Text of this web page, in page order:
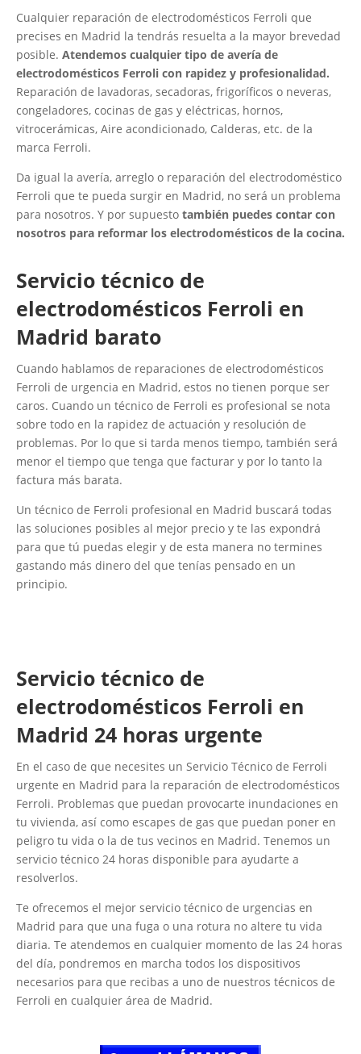
Cualquier reparación de electrodomésticos Ferroli que
precises en Madrid la tendrás resuelta a la mayor brevedad
posible. Atendemos cualquier tipo de avería de
electrodomésticos Ferroli con rapidez y profesionalidad.
Reparación de lavadoras, secadoras, frigoríficos o neveras,
congeladores, cocinas de gas y eléctricas, hornos,
vitrocerámicas, Aire acondicionado, Calderas, etc. de la
marca Ferroli.
Da igual la avería, arreglo o reparación del electrodoméstico
Ferroli que te pueda surgir en Madrid, no será un problema
para nosotros. Y por supuesto también puedes contar con
nosotros para reformar los electrodomésticos de la cocina.
Servicio técnico de
electrodomésticos Ferroli en
Madrid barato
Cuando hablamos de reparaciones de electrodomésticos
Ferroli de urgencia en Madrid, estos no tienen porque ser
caros. Cuando un técnico de Ferroli es profesional se nota
sobre todo en la rapidez de actuación y resolución de
problemas. Por lo que si tarda menos tiempo, también será
menor el tiempo que tenga que facturar y por lo tanto la
factura más barata.
Un técnico de Ferroli profesional en Madrid buscará todas
las soluciones posibles al mejor precio y te las expondrá
para que tú puedas elegir y de esta manera no termines
gastando más dinero del que tenías pensado en un
principio.
Servicio técnico de
electrodomésticos Ferroli en
Madrid 24 horas urgente
En el caso de que necesites un Servicio Técnico de Ferroli
urgente en Madrid para la reparación de electrodomésticos
Ferroli. Problemas que puedan provocarte inundaciones en
tu vivienda, así como escapes de gas que puedan poner en
peligro tu vida o la de tus vecinos en Madrid. Tenemos un
servicio técnico 24 horas disponible para ayudarte a
resolverlos.
Te ofrecemos el mejor servicio técnico de urgencias en
Madrid para que una fuga o una rotura no altere tu vida
diaria. Te atendemos en cualquier momento de las 24 horas
del día, pondremos en marcha todos los dispositivos
necesarios para que recibas a uno de nuestros técnicos de
Ferroli en cualquier área de Madrid.